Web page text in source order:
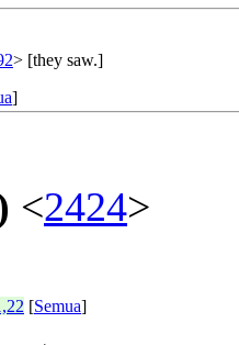
> [they saw.]
]
<2424>
[Semua]